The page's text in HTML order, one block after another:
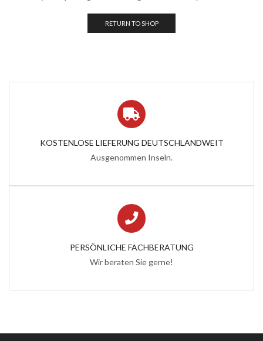
RETURN TO SHOP
KOSTENLOSE LIEFERUNG DEUTSCHLANDWEIT
Ausgenommen Inseln.
PERSÖNLICHE FACHBERATUNG
Wir beraten Sie gerne!